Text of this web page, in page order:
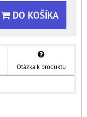
DO KOŠÍKA
Otázka k produktu